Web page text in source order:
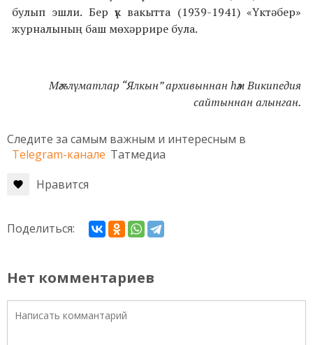
булып эшли. Бер үк вакытта (1939-1941) «Үктәбер»
журналының баш мөхәррире була.
Мәгълүматлар “Ялкын” архивыннан һәм Википедия
сайтыннан алынган.
Следите за самым важным и интересным в
Telegram-канале Татмедиа
Нравится
Поделиться:
Нет комментариев